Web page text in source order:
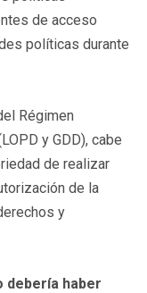
de acceso
políticas durante
Régimen
y GDD), cabe
de realizar
de la
y
debería haber